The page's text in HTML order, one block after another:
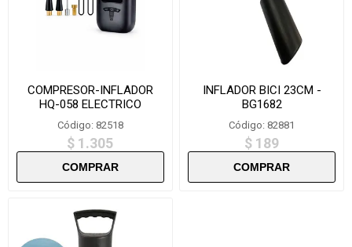
COMPRESOR-INFLADOR
HQ-058 ELECTRICO
RECARGABLE
Código: 82518
$ 1.305
INFLADOR BICI 23CM -
BG1682
Código: 82881
$ 189